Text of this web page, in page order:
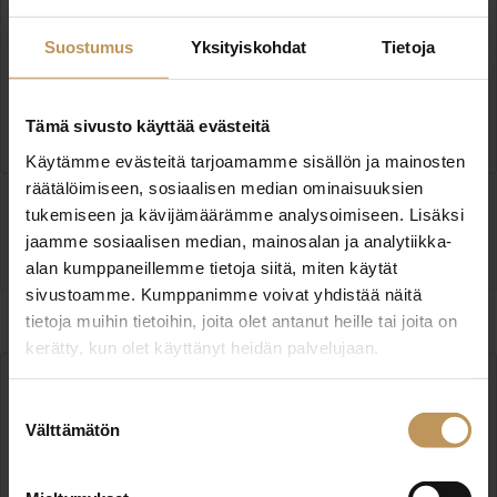
Suostumus Yksityiskohdat Tietoja
Tämä sivusto käyttää evästeitä
Käytämme evästeitä tarjoamamme sisällön ja mainosten
räätälöimiseen, sosiaalisen median ominaisuuksien
tukemiseen ja kävijämäärämme analysoimiseen. Lisäksi
jaamme sosiaalisen median, mainosalan ja analytiikka-
alan kumppaneillemme tietoja siitä, miten käytät
sivustoamme. Kumppanimme voivat yhdistää näitä
tietoja muihin tietoihin, joita olet antanut heille tai joita on
kerätty, kun olet käyttänyt heidän palvelujaan.
valinta
Välttämätön
Kaarlelankatu 12 A 1 67100 Kokkola
Ota yhteyttä